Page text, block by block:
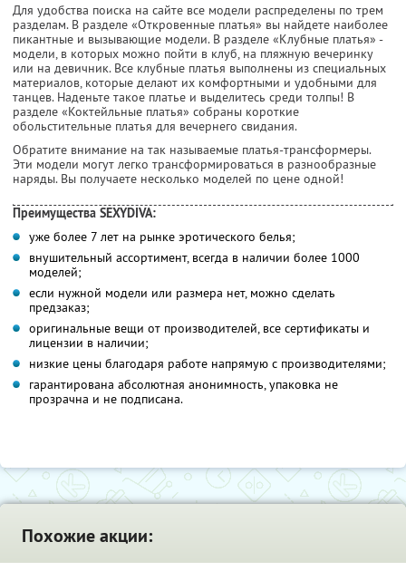
Для удобства поиска на сайте все модели распределены по трем
разделам. В разделе «Откровенные платья» вы найдете наиболее
пикантные и вызывающие модели. В разделе «Клубные платья» -
модели, в которых можно пойти в клуб, на пляжную вечеринку
или на девичник. Все клубные платья выполнены из специальных
материалов, которые делают их комфортными и удобными для
танцев. Наденьте такое платье и выделитесь среди толпы! В
разделе «Коктейльные платья» собраны короткие
обольстительные платья для вечернего свидания.
Обратите внимание на так называемые платья-трансформеры.
Эти модели могут легко трансформироваться в разнообразные
наряды. Вы получаете несколько моделей по цене одной!
Преимущества SEXYDIVA:
уже более 7 лет на рынке эротического белья;
внушительный ассортимент, всегда в наличии более 1000
моделей;
если нужной модели или размера нет, можно сделать
предзаказ;
оригинальные вещи от производителей, все сертификаты и
лицензии в наличии;
низкие цены благодаря работе напрямую с производителями;
гарантирована абсолютная анонимность, упаковка не
прозрачна и не подписана.
Похожие акции: